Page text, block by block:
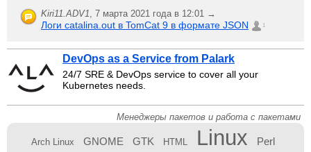
Kiri11.ADV1, 7 марта 2021 года в 12:01 →
Логи catalina.out в TomCat 9 в формате JSON 1
DevOps as a Service from Palark
24/7 SRE & DevOps service to cover all your
Kubernetes needs.
Менеджеры пакетов и работа с пакетами
Arch Linux GNOME GTK HTML Linux
Perl